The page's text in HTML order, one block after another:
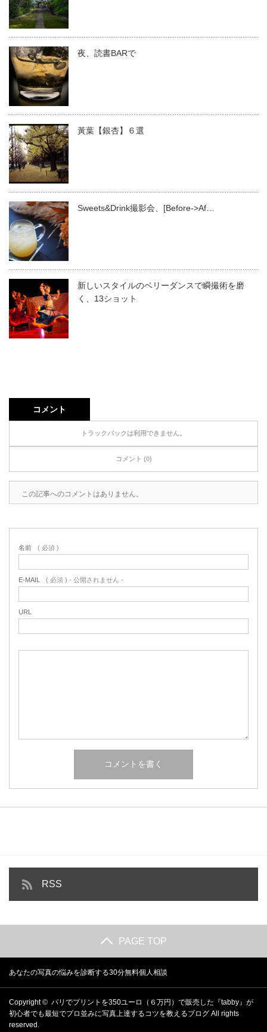
夜、読書BARで
黃葉【銀杏】６選
Sweets&Drink撮影会、[Before->Af…
新しいスタイルのベリーダンスで瞬撮術を磨
く、13ショット
コメント
トラックバックは利用できません。
コメント (0)
この記事へのコメントはありません。
名前 ( 必須 )
E-MAIL ( 必須 ) - 公開されません -
URL
RSS
PAGE TOP
あなたの写真の悩みを診断する30分無料個人相談
Copyright © パリでプリントを350ユーロ（６万円）で販売した『tabby』が
初心者でも最短でプロ並みに写真上達するコツを教えるブログ All rights
reserved.